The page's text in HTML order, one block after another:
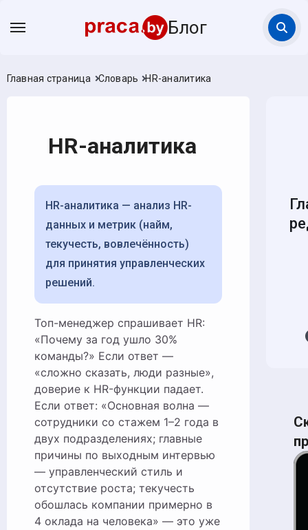
Блог
Главная страница Словарь HR-аналитика
HR-аналитика
HR-аналитика — анализ HR-
данных и метрик (найм,
текучесть, вовлечённость)
для принятия управленческих
решений.
Топ-менеджер спрашивает HR:
«Почему за год ушло 30%
команды?» Если ответ —
«сложно сказать, люди разные»,
доверие к HR-функции падает.
Если ответ: «Основная волна —
сотрудники со стажем 1–2 года в
двух подразделениях; главные
причины по выходным интервью
— управленческий стиль и
отсутствие роста; текучесть
обошлась компании примерно в
4 оклада на человека» — это уже